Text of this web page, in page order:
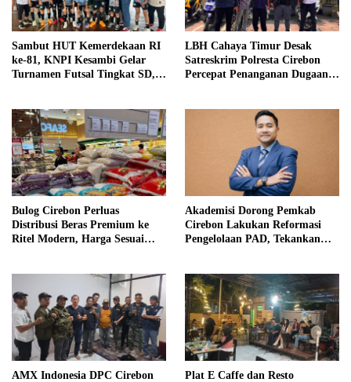
Sambut HUT Kemerdekaan RI
ke-81, KNPI Kesambi Gelar
Turnamen Futsal Tingkat SD,
LBH Cahaya Timur Desak
Satreskrim Polresta Cirebon
Percepat Penanganan Dugaan
Bulog Cirebon Perluas
Distribusi Beras Premium ke
Ritel Modern, Harga Sesuai
Akademisi Dorong Pemkab
Cirebon Lakukan Reformasi
Pengelolaan PAD, Tekankan
AMX Indonesia DPC Cirebon
Plat E Caffe dan Resto